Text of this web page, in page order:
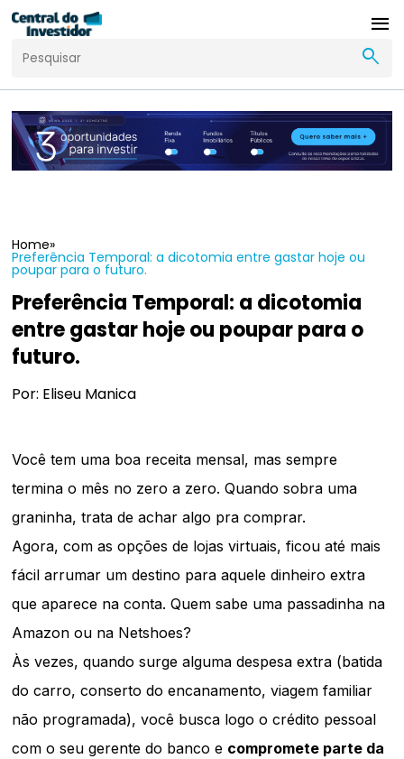
menu
search
Home»
Preferência Temporal: a dicotomia entre gastar hoje ou
poupar para o futuro.
Preferência Temporal: a dicotomia
entre gastar hoje ou poupar para o
futuro.
Por: Eliseu Manica
Você tem uma boa receita mensal, mas sempre
termina o mês no zero a zero. Quando sobra uma
graninha, trata de achar algo pra comprar.
Agora, com as opções de lojas virtuais, ficou até mais
fácil arrumar um destino para aquele dinheiro extra
que aparece na conta. Quem sabe uma passadinha na
Amazon ou na Netshoes?
Às vezes, quando surge alguma despesa extra (batida
do carro, conserto do encanamento, viagem familiar
não programada), você busca logo o crédito pessoal
com o seu gerente do banco e compromete parte da